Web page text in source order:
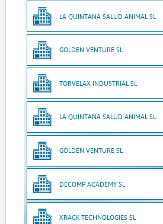
LA QUINTANA SALUD ANIMAL SL
GOLDEN VENTURE SL
TORVELAX INDUSTRIAL SL
LA QUINTANA SALUD ANIMAL SL
GOLDEN VENTURE SL
DECOMP ACADEMY SL
XRACK TECHNOLOGIES SL